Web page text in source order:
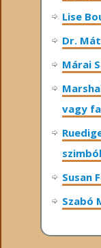
Lise
Dr.
Márai
vagy
Susan
Szabó